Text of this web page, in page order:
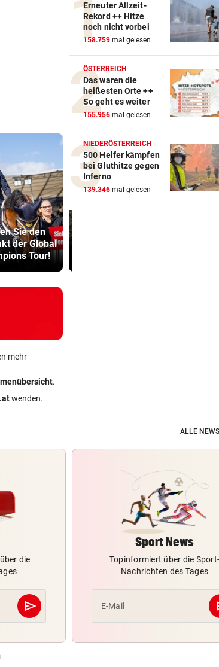
Sie den
der Global
Tour!
mehr
.
wenden.
HIT IN SALZBURG SCHULD vor
Ungewöhnlich! Warum Rapid
schon um 18 Uhr spielt
Erneuter Allzeit-
Rekord ++ Hitze
noch nicht vorbei
158.759 mal gelesen
ÖSTERREICH
Das waren die
heißesten Orte ++
So geht es weiter
155.956 mal gelesen
NIEDERÖSTERREICH
500 Helfer kämpfen
bei Gluthitze gegen
Inferno
139.346 mal gelesen
ALLE
die
send
Abschicken
Sport News
Topinformiert über die Sport-
Nachrichten des Tages
E-Mail